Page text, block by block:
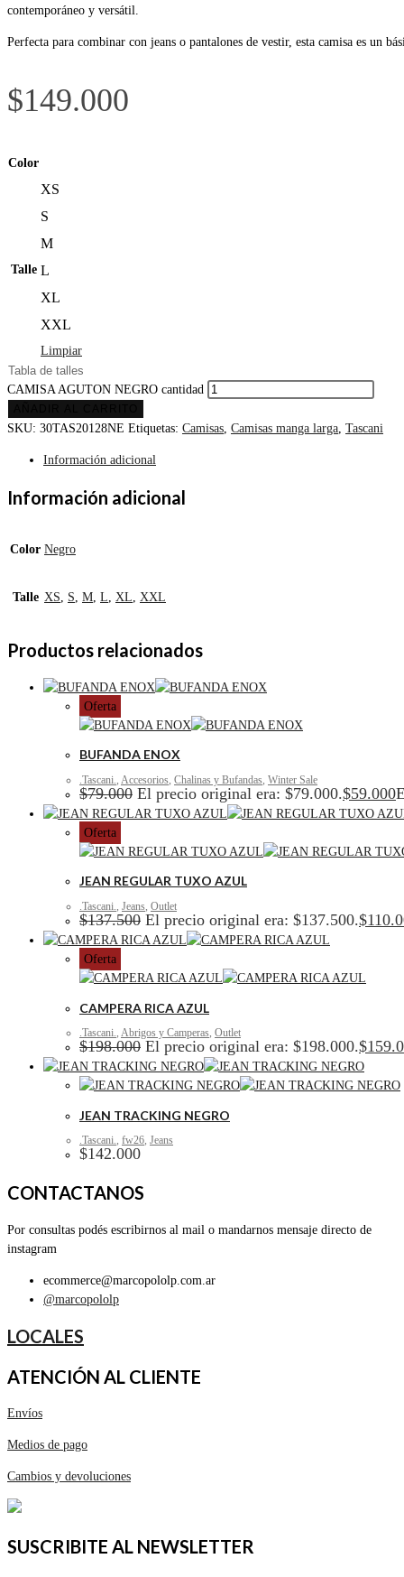
contemporáneo y versátil.
Perfecta para combinar con jeans o pantalones de vestir, esta camisa es un
$149.000
Color
Talle
XS
S
M
L
XL
XXL
Limpiar
Tabla de talles
CAMISA AGUTON NEGRO cantidad
SKU: 30TAS20128NE Etiquetas: Camisas, Camisas manga larga, Tascani
Información adicional
Información adicional
Color Negro
Talle XS, S, M, L, XL, XXL
Productos relacionados
Oferta
BUFANDA ENOX
.Tascani. Accesorios Chalinas y Bufandas Winter Sale
$79.000 El precio original era: $79.000.$59.000
Oferta
JEAN REGULAR TUXO AZUL
.Tascani., Jeans, Outlet
$137.500 El precio original era: $137.500.$
Oferta
CAMPERA RICA AZUL
.Tascani., Abrigos y Camperas, Outlet
$198.000 El precio original era: $198.000.$
JEAN TRACKING NEGRO
.Tascani., fw26, Jeans
$142.000
CONTACTANOS
Por consultas podés escribirnos al mail o mandarnos mensaje directo de
instagram
ecommerce@marcopololp.com.ar
@marcopololp
LOCALES
ATENCIÓN AL CLIENTE
Envíos
Medios de pago
Cambios y devoluciones
SUSCRIBITE AL NEWSLETTER